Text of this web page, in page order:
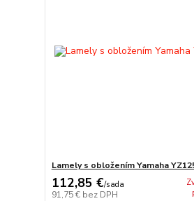
Lamely s obložením Yamaha
112,85 €/sada
91,75 € bez DPH